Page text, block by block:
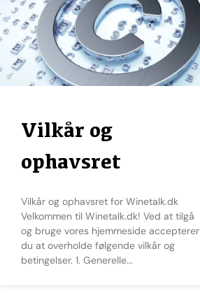
Vilkår og
ophavsret
Vilkår og ophavsret for Winetalk.dk
Velkommen til Winetalk.dk! Ved at tilgå
og bruge vores hjemmeside accepterer
du at overholde følgende vilkår og
betingelser. 1. Generelle